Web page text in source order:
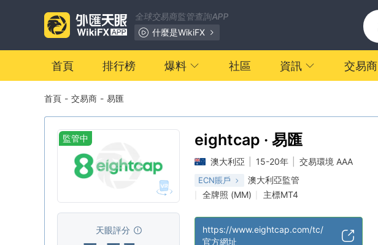
全球交易商監管查詢APP
什麼是WikiFX
首頁 排行榜 爆料 社區 資訊 交易商
首頁 - 交易商 - 易匯
監管中
天眼評分
1
2
3
4
5
6
1
2
3
5
6
0
1
3
4
eightcap · 易匯
澳大利亞 15-20年 交易環境 AAA
ECN賬戶 澳大利亞監管
全牌照 (MM) 主標MT4
https://www.eightcap.com/tc/
官方網址